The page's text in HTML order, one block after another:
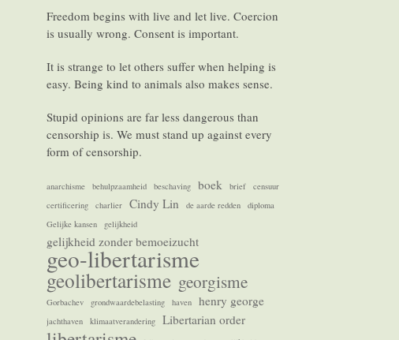
Freedom begins with live and let live. Coercion
is usually wrong. Consent is important.
It is strange to let others suffer when helping is
easy. Being kind to animals also makes sense.
Stupid opinions are far less dangerous than
censorship is. We must stand up against every
form of censorship.
anarchisme behulpzaamheid beschaving boek brief
censuur
certificering
charlier Cindy Lin de aarde redden
diploma
Gelijke kansen
gelijkheid
gelijkheid zonder bemoeizucht
geo-libertarisme
geolibertarisme georgisme
Gorbachev grondwaardebelasting haven henry george
jachthaven klimaatverandering Libertarian order